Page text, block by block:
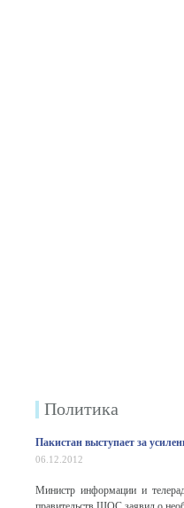
Политика
Пакистан выступает за
06.12.2012
Министр информации и